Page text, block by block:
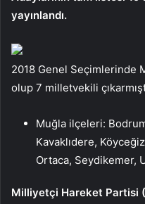
yayınlandı.
2018 Genel Seçimlerinde
olup 7 milletvekili
Muğla ilçeleri:
Kavaklıdere,
Ortaca, Seydikemer,
Milliyetçi Hareket Partisi